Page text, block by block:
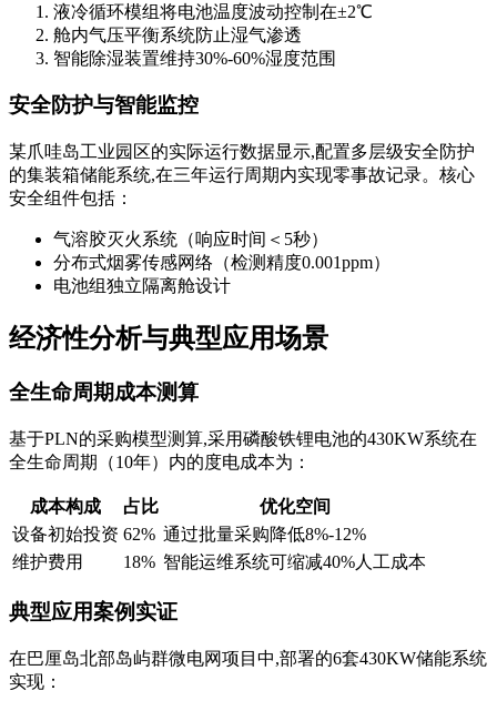
液冷循环模组将电池温度波动控制在±2℃
舱内气压平衡系统防止湿气渗透
智能除湿装置维持30%-60%湿度范围
安全防护与智能监控
某爪哇岛工业园区的实际运行数据显示,配置多层级安全防护
的集装箱储能系统,在三年运行周期内实现零事故记录。核心
安全组件包括：
气溶胶灭火系统（响应时间＜5秒）
分布式烟雾传感网络（检测精度0.001ppm）
电池组独立隔离舱设计
经济性分析与典型应用场景
全生命周期成本测算
基于PLN的采购模型测算,采用磷酸铁锂电池的430KW系统在
全生命周期（10年）内的度电成本为：
成本构成 占比
优化空间
设备初始投资 62% 通过批量采购降低8%-12%
维护费用
18% 智能运维系统可缩减40%人工成本
典型应用案例实证
在巴厘岛北部岛屿群微电网项目中,部署的6套430KW储能系统
实现：